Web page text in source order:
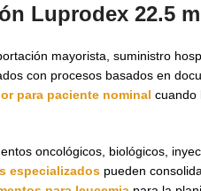
Luprodex 22.5
mayorista, suministro
con procesos basados en
para paciente nominal cuando
oncológicos, biológicos,
especializados pueden